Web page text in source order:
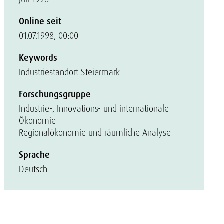
Online seit
01.07.1998, 00:00
Keywords
Industriestandort Steiermark
Forschungsgruppe
Industrie-, Innovations- und internationale
Ökonomie
Regionalökonomie und räumliche Analyse
Sprache
Deutsch